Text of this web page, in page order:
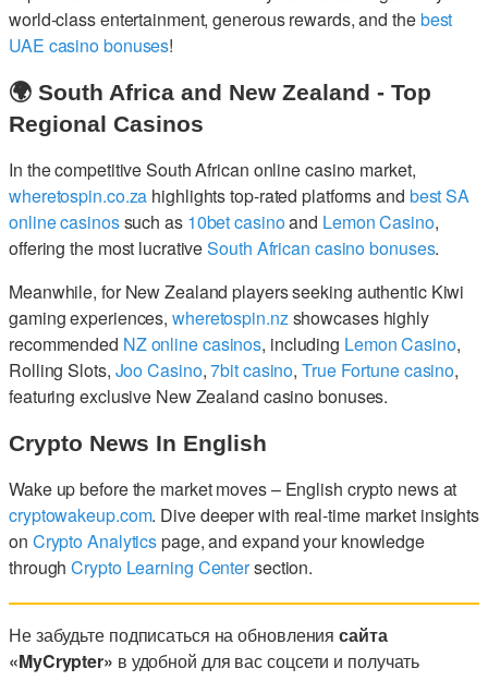
world-class entertainment, generous rewards, and thebest
UAE casino bonuses!
🌍 South Africa and New Zealand - Top
Regional Casinos
In the competitive South African online casino market,
wheretospin.co.za highlights top-rated platforms and best SA
online casinossuch as 10bet casinoand Lemon Casino,
offering the most lucrativeSouth African casino bonuses.
Meanwhile, for New Zealand players seeking authentic Kiwi
gaming experiences, wheretospin.nzshowcases highly
recommended NZ online casinos, including Lemon Casino,
Rolling Slots, Joo Casino,7bit casino,True Fortune casino,
featuring exclusive New Zealand casino bonuses.
Crypto News In English
Wake up before the market moves – English crypto news at
cryptowakeup.com. Dive deeper with real-time market insights
on Crypto Analyticspage, and expand your knowledge
throughCrypto Learning Centersection.
Не забудьте подписаться на обновлениясайта
«MyCrypter» в удобной для вас соцсети и получать